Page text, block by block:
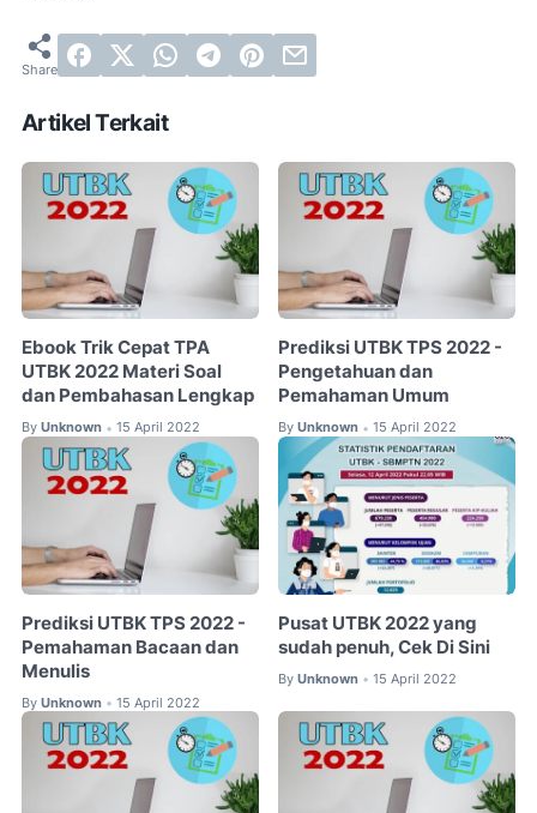
Artikel Terkait
Ebook Trik Cepat TPA
UTBK 2022 Materi Soal
dan Pembahasan Lengkap
By Unknown • 15 April 2022
Prediksi UTBK TPS 2022 -
Pengetahuan dan
Pemahaman Umum
By Unknown • 15 April 2022
Prediksi UTBK TPS 2022 -
Pemahaman Bacaan dan
Menulis
By Unknown • 15 April 2022
Pusat UTBK 2022 yang
sudah penuh, Cek Di Sini
By Unknown • 15 April 2022